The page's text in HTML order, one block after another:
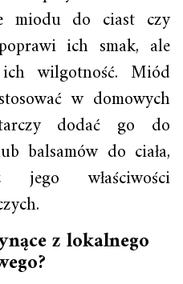
miodu do ciast czy
ich smak, ale
wilgotność. Miód
w domowych
dodać go do
balsamów do ciała,
właściwości
z lokalnego